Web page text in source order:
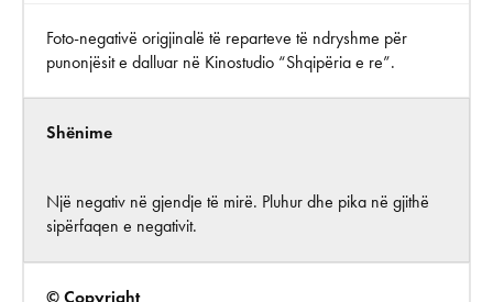
Foto-negativë origjinalë të reparteve të ndryshme për
punonjësit e dalluar në Kinostudio “Shqipëria e re”.
Shënime
Një negativ në gjendje të mirë. Pluhur dhe pika në gjithë
sipërfaqen e negativit.
© Copyright